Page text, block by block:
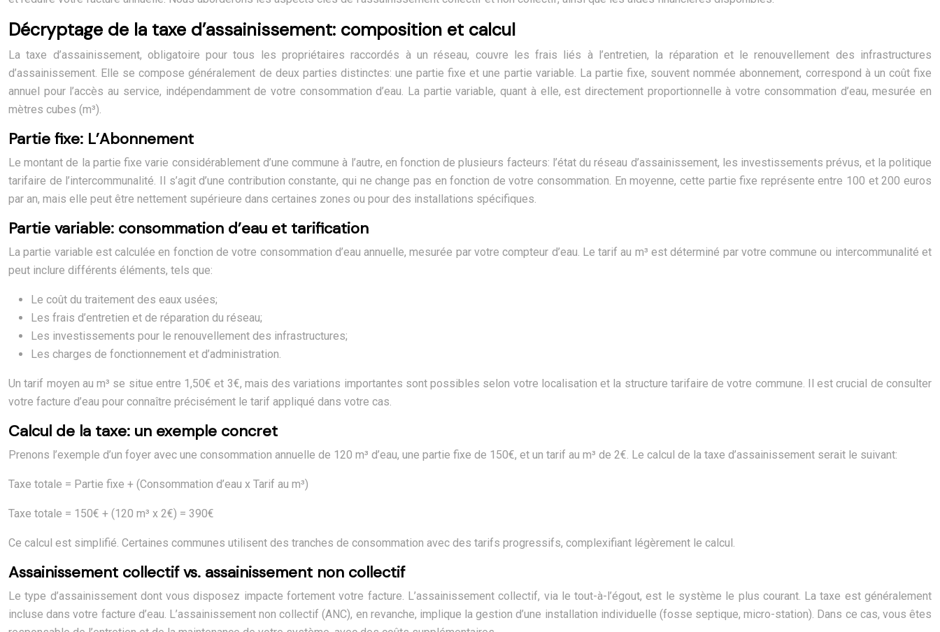
Décryptage de la taxe d’assainissement: composition et calcul
La taxe d’assainissement, obligatoire pour tous les propriétaires raccordés à un réseau, couvre les frais liés à l’entretien, la réparation et le renouvellement des infrastructures
d’assainissement. Elle se compose généralement de deux parties distinctes: une partie fixe et une partie variable. La partie fixe, souvent nommée abonnement, correspond à un coût fixe
annuel pour l’accès au service, indépendamment de votre consommation d’eau. La partie variable, quant à elle, est directement proportionnelle à votre consommation d’eau, mesurée en
mètres cubes (m³).
Partie fixe: L’Abonnement
Le montant de la partie fixe varie considérablement d’une commune à l’autre, en fonction de plusieurs facteurs: l’état du réseau d’assainissement, les investissements prévus, et la politique
tarifaire de l’intercommunalité. Il s’agit d’une contribution constante, qui ne change pas en fonction de votre consommation. En moyenne, cette partie fixe représente entre 100 et 200 euros
par an, mais elle peut être nettement supérieure dans certaines zones ou pour des installations spécifiques.
Partie variable: consommation d’eau et tarification
La partie variable est calculée en fonction de votre consommation d’eau annuelle, mesurée par votre compteur d’eau. Le tarif au m³ est déterminé par votre commune ou intercommunalité et
peut inclure différents éléments, tels que:
Le coût du traitement des eaux usées;
Les frais d’entretien et de réparation du réseau;
Les investissements pour le renouvellement des infrastructures;
Les charges de fonctionnement et d’administration.
Un tarif moyen au m³ se situe entre 1,50€ et 3€, mais des variations importantes sont possibles selon votre localisation et la structure tarifaire de votre commune. Il est crucial de consulter
votre facture d’eau pour connaître précisément le tarif appliqué dans votre cas.
Calcul de la taxe: un exemple concret
Prenons l’exemple d’un foyer avec une consommation annuelle de 120 m³ d’eau, une partie fixe de 150€, et un tarif au m³ de 2€. Le calcul de la taxe d’assainissement serait le suivant:
Taxe totale = Partie fixe + (Consommation d’eau x Tarif au m³)
Taxe totale = 150€ + (120 m³ x 2€) = 390€
Ce calcul est simplifié. Certaines communes utilisent des tranches de consommation avec des tarifs progressifs, complexifiant légèrement le calcul.
Assainissement collectif vs. assainissement non collectif
Le type d’assainissement dont vous disposez impacte fortement votre facture. L’assainissement collectif, via le tout-à-l’égout, est le système le plus courant. La taxe est généralement
incluse dans votre facture d’eau. L’assainissement non collectif (ANC), en revanche, implique la gestion d’une installation individuelle (fosse septique, micro-station). Dans ce cas, vous êtes